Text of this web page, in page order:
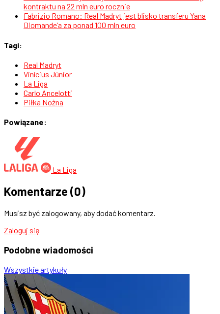
kontraktu na 22 mln euro rocznie
Fabrizio Romano: Real Madryt jest blisko transferu Yana
Diomande’a za ponad 100 mln euro
Tagi:
Real Madryt
Vinícius Júnior
La Liga
Carlo Ancelotti
Piłka Nożna
Powiązane:
La Liga
Komentarze (0)
Musisz być zalogowany, aby dodać komentarz.
Zaloguj się
Podobne wiadomości
Wszystkie artykuły